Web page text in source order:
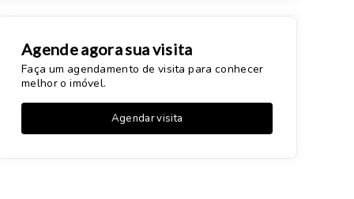
Agende agora sua visita
Faça um agendamento de visita para conhecer
melhor o imóvel.
Agendar visita